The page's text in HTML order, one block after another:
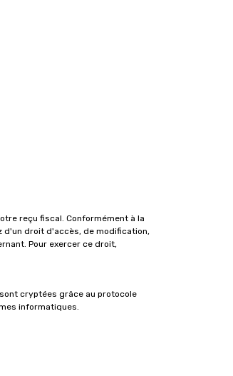
reçu fiscal. Conformément à la
d'un droit d'accès, de modification,
Pour exercer ce droit,
cryptées grâce au protocole
informatiques.